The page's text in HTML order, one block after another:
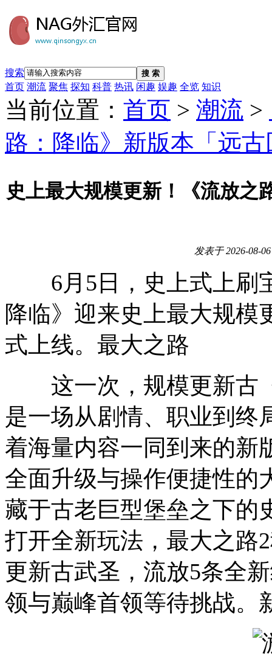
搜索 搜 索
首页 潮流 聚焦 探知 科普 热讯 闲趣 娱趣 全览 知识
当前位置： 首页 > 潮流 >
路：降临》新版本「远
史上最大规模更新！《流放之
发表于2026-08-
6月5日，史上式上刷
降临》迎来史上最大规
式上线。最大之路
这一次，规模更新古
是一场从剧情、职业到终
着海量内容一同到来的新
全面升级与操作便捷性的
藏于古老巨型堡垒之下的
打开全新玩法，最大之路
更新古武圣，流放5条全
领与巅峰首领等待挑战。